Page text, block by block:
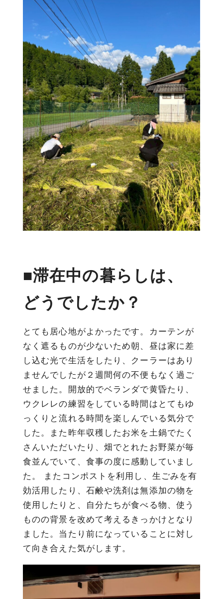
■滞在中の暮らしは、
どうでしたか？
とても居心地がよかったです。カーテンが
なく遮るものが少ないため朝、昼は家に差
し込む光で生活をしたり、クーラーはあり
ませんでしたが２週間何の不便もなく過ご
せました。開放的でベランダで黄昏たり、
ウクレレの練習をしている時間はとてもゆ
っくりと流れる時間を楽しんでいる気分で
した。また昨年収穫したお米を土鍋でたく
さんいただいたり、畑でとれたお野菜が毎
食並んでいて、食事の度に感動していまし
た。 またコンポストを利用し、生ごみを有
効活用したり、石鹸や洗剤は無添加の物を
使用したりと、自分たちが食べる物、使う
ものの背景を改めて考えるきっかけとなり
ました。当たり前になっていることに対し
て向き合えた気がします。